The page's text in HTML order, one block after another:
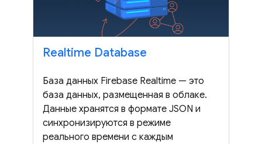
Realtime Database
База данных Firebase Realtime — это
база данных, размещенная в облаке.
Данные хранятся в формате JSON и
синхронизируются в режиме
реального времени с каждым